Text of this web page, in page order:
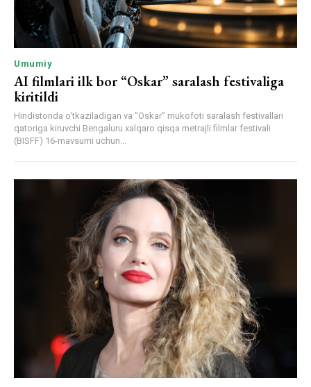
Umumiy
AI filmlari ilk bor “Oskar” saralash festivaliga
kiritildi
Hindistonda o‘tkaziladigan va “Oskar” mukofoti saralash festivallari
qatoriga kiruvchi Bengaluru xalqaro qisqa metrajli filmlar festivali
(BISFF) 16-mavsumi uchun...